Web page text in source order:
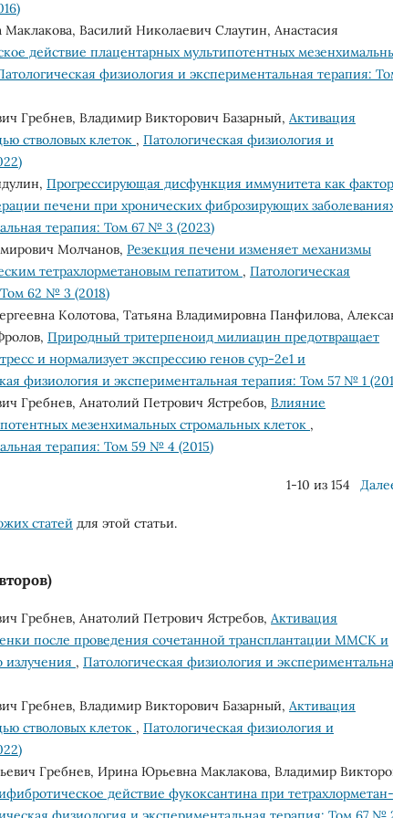
Василий Николаевич Слаутин, Анастасия
действие плацентарных мультипотентных
физиология и экспериментальная терапия:
Гребнев, Владимир Викторович Базарный, Активация
стволовых клеток , Патологическая физиология и
Прогрессирующая дисфункция иммунитета как
печени при хронических фиброзирующих
терапия: Том 67 № 3 (2023)
Молчанов, Резекция печени изменяет механизмы
тетрахлорметановым гепатитом , Патологическая
62 № 3 (2018)
Колотова, Татьяна Владимировна Панфилова,
Природный тритерпеноид милиацин предотвращает
и нормализует экспрессию генов cyp-2e1 и
физиология и экспериментальная терапия: Том 57 № 1
Гребнев, Анатолий Петрович Ястребов, Влияние
мезенхимальных стромальных клеток ,
терапия: Том 59 № 4 (2015)
1-10 из 154
статей для этой статьи.
Гребнев, Анатолий Петрович Ястребов, Активация
после проведения сочетанной трансплантации ММСК и
излучения , Патологическая физиология и
Гребнев, Владимир Викторович Базарный, Активация
стволовых клеток , Патологическая физиология и
Гребнев, Ирина Юрьевна Маклакова, Владимир
действие фукоксантина при тетрахлорметан-